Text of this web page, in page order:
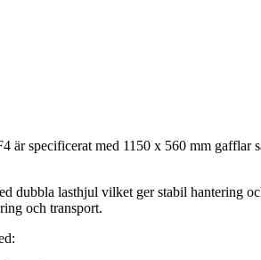
är specificerat med 1150 x 560 mm
dubbla lasthjul vilket ger stabil hantering
och transport.